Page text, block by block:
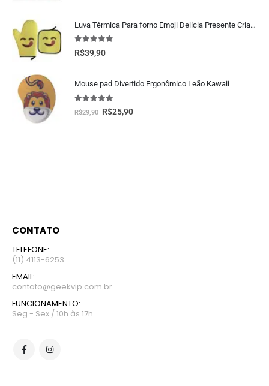
Luva Térmica Para forno Emoji Delícia Presente Criativo Geek
5.00 fora de 5
R$39,90
Mouse pad Divertido Ergonômico Leão Kawaii
5.00 fora de 5
R$29,90 R$25,90
CONTATO
TELEFONE:
(11) 4113-6253
EMAIL:
contato@geekvip.com.br
FUNCIONAMENTO:
Seg - Sex / 10h às 17h